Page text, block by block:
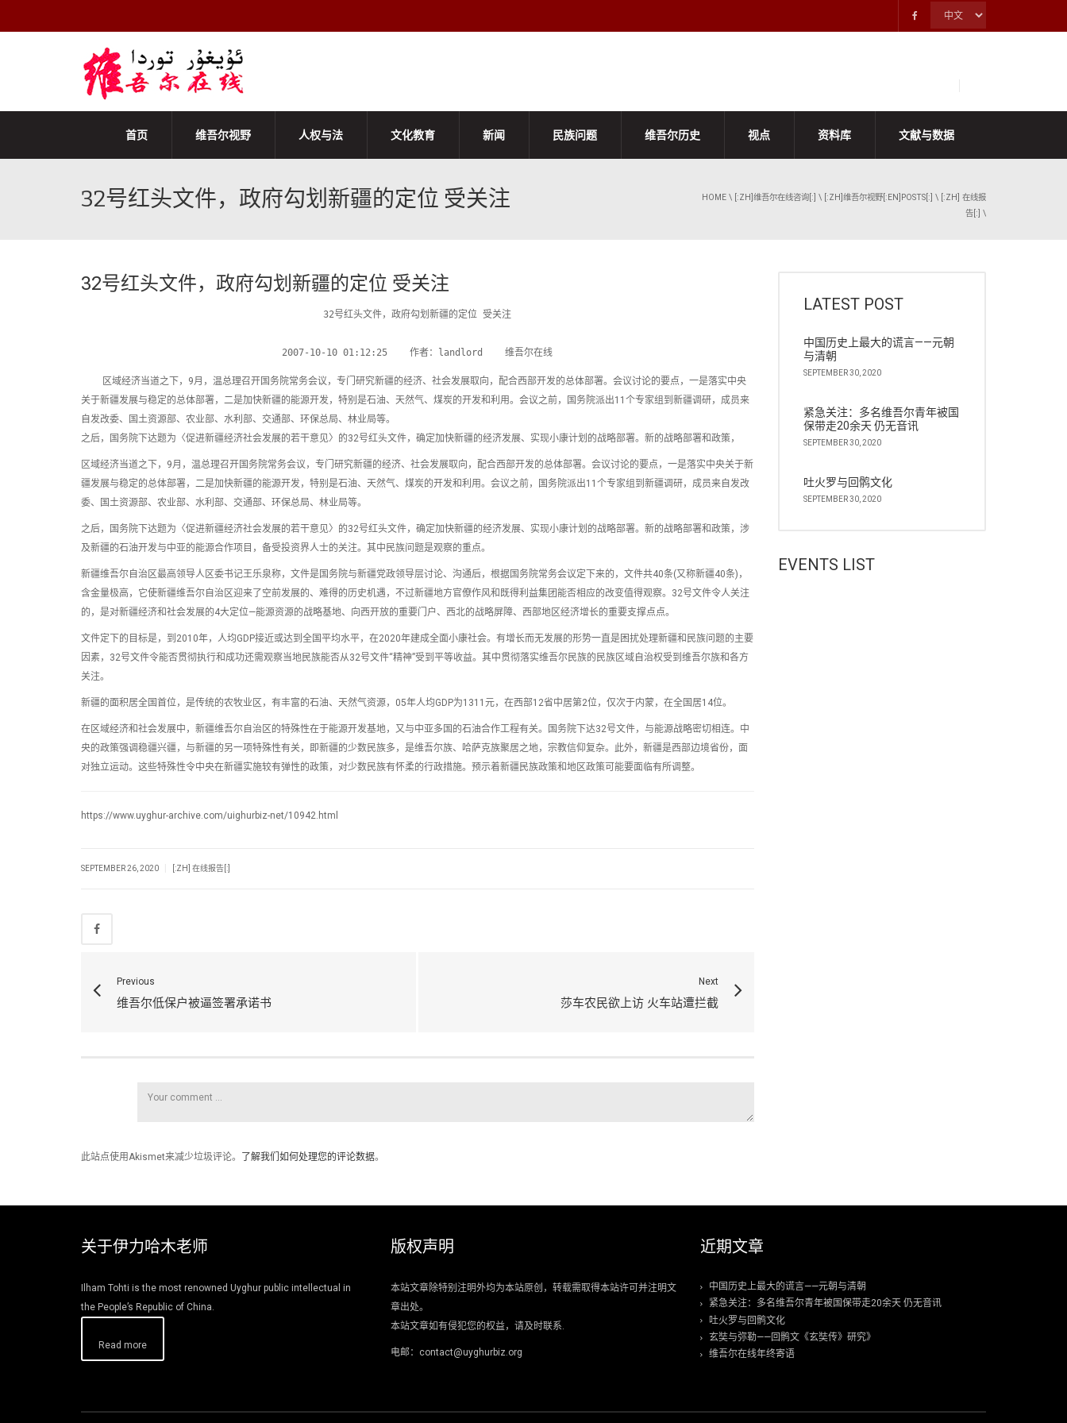
首页 维吾尔视野 人权与法 文化教育 新闻 民族问题 维吾尔历史 视点 资料库 文献与数据
32号红头文件，政府勾划新疆的定位 受关注 HOME \ [:ZH]维吾尔在线咨询[:] \ [:ZH]维吾尔视野[:EN]POSTS[:] \ [:ZH] 在线报
告[:] \
32号红头文件，政府勾划新疆的定位 受关注
32号红头文件，政府勾划新疆的定位 受关注
2007-10-10 01:12:25    作者：landlord    维吾尔在线
区域经济当道之下，9月，温总理召开国务院常务会议，专门研究新疆的经济、社会发展取向，配合西部开发的总体部署。会议讨论的要点，一是落实中央
关于新疆发展与稳定的总体部署，二是加快新疆的能源开发，特别是石油、天然气、煤炭的开发和利用。会议之前，国务院派出11个专家组到新疆调研，成员来
自发改委、国土资源部、农业部、水利部、交通部、环保总局、林业局等。
之后，国务院下达题为〈促进新疆经济社会发展的若干意见〉的32号红头文件，确定加快新疆的经济发展、实现小康计划的战略部署。新的战略部署和政策，
区域经济当道之下，9月，温总理召开国务院常务会议，专门研究新疆的经济、社会发展取向，配合西部开发的总体部署。会议讨论的要点，一是落实中央关于新
疆发展与稳定的总体部署，二是加快新疆的能源开发，特别是石油、天然气、煤炭的开发和利用。会议之前，国务院派出11个专家组到新疆调研，成员来自发改
委、国土资源部、农业部、水利部、交通部、环保总局、林业局等。
之后，国务院下达题为〈促进新疆经济社会发展的若干意见〉的32号红头文件，确定加快新疆的经济发展、实现小康计划的战略部署。新的战略部署和政策，涉
及新疆的石油开发与中亚的能源合作项目，备受投资界人士的关注。其中民族问题是观察的重点。
新疆维吾尔自治区最高领导人区委书记王乐泉称，文件是国务院与新疆党政领导层讨论、沟通后，根据国务院常务会议定下来的，文件共40条(又称新疆40条)，
含金量极高，它使新疆维吾尔自治区迎来了空前发展的、难得的历史机遇，不过新疆地方官僚作风和既得利益集团能否相应的改变值得观察。32号文件令人关注
的，是对新疆经济和社会发展的4大定位—能源资源的战略基地、向西开放的重要门户、西北的战略屏障、西部地区经济增长的重要支撑点点。
文件定下的目标是，到2010年，人均GDP接近或达到全国平均水平，在2020年建成全面小康社会。有增长而无发展的形势一直是困扰处理新疆和民族问题的主要
因素，32号文件令能否贯彻执行和成功还需观察当地民族能否从32号文件“精神”受到平等收益。其中贯彻落实维吾尔民族的民族区域自治权受到维吾尔族和各方
关注。
新疆的面积居全国首位，是传统的农牧业区，有丰富的石油、天然气资源，05年人均GDP为1311元，在西部12省中居第2位，仅次于内蒙，在全国居14位。
在区域经济和社会发展中，新疆维吾尔自治区的特殊性在于能源开发基地，又与中亚多国的石油合作工程有关。国务院下达32号文件，与能源战略密切相连。中
央的政策强调稳疆兴疆，与新疆的另一项特殊性有关，即新疆的少数民族多，是维吾尔族、哈萨克族聚居之地，宗教信仰复杂。此外，新疆是西部边境省份，面
对独立运动。这些特殊性令中央在新疆实施较有弹性的政策，对少数民族有怀柔的行政措施。预示着新疆民族政策和地区政策可能要面临有所调整。
https://www.uyghur-archive.com/uighurbiz-net/10942.html
SEPTEMBER 26, 2020 [:ZH] 在线报告[:]
Previous
维吾尔低保户被逼签署承诺书
Next
莎车农民欲上访 火车站遭拦截
此站点使用Akismet来减少垃圾评论。 了解我们如何处理您的评论数据。
LATEST POST
中国历史上最大的谎言——元朝
与清朝
SEPTEMBER 30, 2020
紧急关注：多名维吾尔青年被国
保带走20余天 仍无音讯
SEPTEMBER 30, 2020
吐火罗与回鹘文化
SEPTEMBER 30, 2020
EVENTS LIST
关于伊力哈木老师
Ilham Tohti is the most renowned Uyghur public intellectual in
the People’s Republic of China.
Read more
版权声明
本站文章除特别注明外均为本站原创，转载需取得本站许可并注明文
章出处。
本站文章如有侵犯您的权益，请及时联系.
电邮：contact@uyghurbiz.org
近期文章
中国历史上最大的谎言——元朝与清朝
紧急关注：多名维吾尔青年被国保带走20余天 仍无音讯
吐火罗与回鹘文化
玄奘与弥勒——回鹘文《玄奘传》研究》
维吾尔在线年终寄语